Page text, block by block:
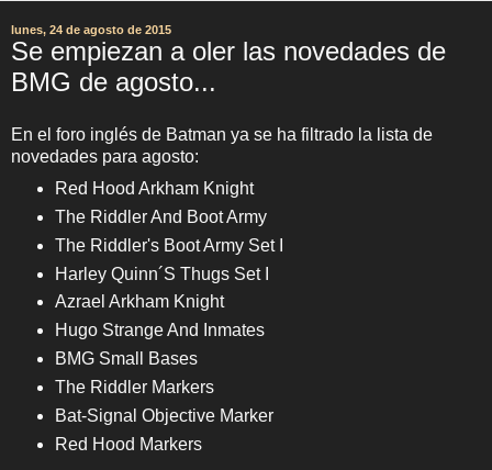
lunes, 24 de agosto de 2015
Se empiezan a oler las novedades de
BMG de agosto...
En el foro inglés de Batman ya se ha filtrado la lista de
novedades para agosto:
Red Hood Arkham Knight
The Riddler And Boot Army
The Riddler's Boot Army Set I
Harley Quinn´S Thugs Set I
Azrael Arkham Knight
Hugo Strange And Inmates
BMG Small Bases
The Riddler Markers
Bat-Signal Objective Marker
Red Hood Markers